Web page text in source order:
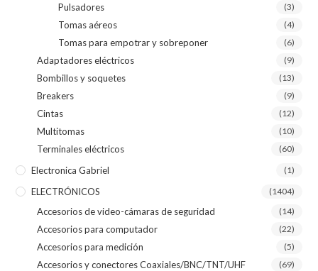
Pulsadores (3)
Tomas aéreos (4)
Tomas para empotrar y sobreponer (6)
Adaptadores eléctricos (9)
Bombillos y soquetes (13)
Breakers (9)
Cintas (12)
Multitomas (10)
Terminales eléctricos (60)
Electronica Gabriel (1)
ELECTRÓNICOS (1404)
Accesorios de video-cámaras de seguridad (14)
Accesorios para computador (22)
Accesorios para medición (5)
Accesorios y conectores Coaxiales/BNC/TNT/UHF (69)